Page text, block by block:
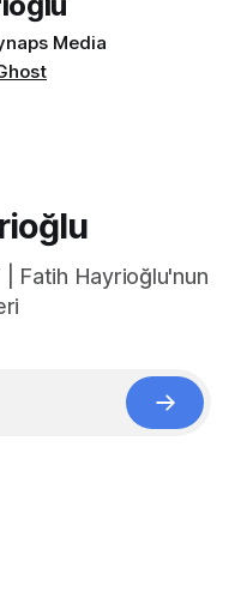
Media
| Fatih Hayrioğlu'nun